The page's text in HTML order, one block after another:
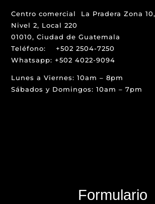
Centro comercial La Pradera Zona
Nivel 2, Local 220
01010, Ciudad de Guatemala
Teléfono: +502 2504-7250
Whatsapp: +502 4022-9094
Lunes a Viernes: 10am – 8pm
Sábados y Domingos: 10am – 7pm
Formulario